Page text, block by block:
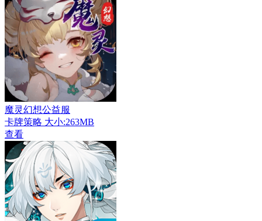
魔灵幻想公益服
卡牌策略 大小:263MB
查看